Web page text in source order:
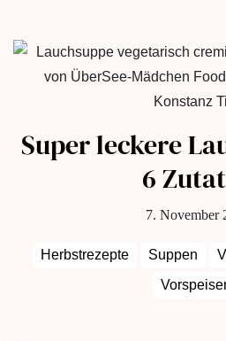
Super leckere
6
7. November
Herbstrezepte Suppen